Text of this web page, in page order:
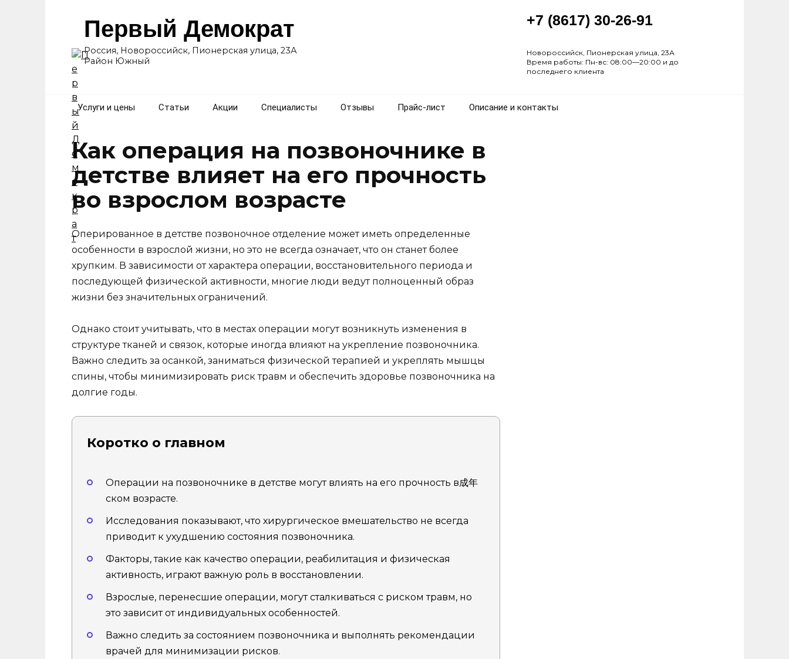
Первый Демократ
Россия, Новороссийск, Пионерская улица, 23А
Район Южный
+7 (8617) 30-26-91
Новороссийск, Пионерская улица, 23А
Время работы: Пн-вс: 08:00—20:00 и до
последнего клиента
Услуги и цены Статьи Акции Специалисты Отзывы Прайс-лист Описание и контакты
Как операция на позвоночнике в
детстве влияет на его прочность
во взрослом возрасте
Оперированное в детстве позвоночное отделение может иметь определенные
особенности в взрослой жизни, но это не всегда означает, что он станет более
хрупким. В зависимости от характера операции, восстановительного периода и
последующей физической активности, многие люди ведут полноценный образ
жизни без значительных ограничений.
Однако стоит учитывать, что в местах операции могут возникнуть изменения в
структуре тканей и связок, которые иногда влияют на укрепление позвоночника.
Важно следить за осанкой, заниматься физической терапией и укреплять мышцы
спины, чтобы минимизировать риск травм и обеспечить здоровье позвоночника на
долгие годы.
Коротко о главном
Операции на позвоночнике в детстве могут влиять на его прочность в成年
ском возрасте.
Исследования показывают, что хирургическое вмешательство не всегда
приводит к ухудшению состояния позвоночника.
Факторы, такие как качество операции, реабилитация и физическая
активность, играют важную роль в восстановлении.
Взрослые, перенесшие операции, могут сталкиваться с риском травм, но
это зависит от индивидуальных особенностей.
Важно следить за состоянием позвоночника и выполнять рекомендации
врачей для минимизации рисков.